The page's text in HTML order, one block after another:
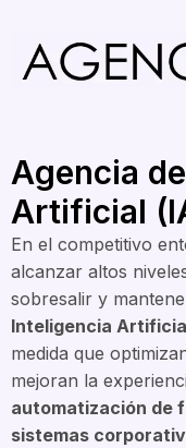
Agencia
Artificial
En el competitivo
alcanzar altos
sobresalir y
Inteligencia
medida que
mejoran la
automatización de
sistemas